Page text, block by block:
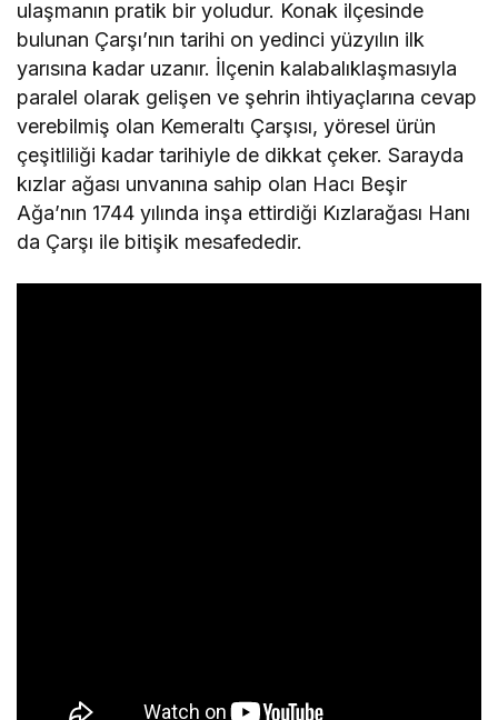
ulaşmanın pratik bir yoludur. Konak ilçesinde
bulunan Çarşı’nın tarihi on yedinci yüzyılın ilk
yarısına kadar uzanır. İlçenin kalabalıklaşmasıyla
paralel olarak gelişen ve şehrin ihtiyaçlarına cevap
verebilmiş olan Kemeraltı Çarşısı, yöresel ürün
çeşitliliği kadar tarihiyle de dikkat çeker. Sarayda
kızlar ağası unvanına sahip olan Hacı Beşir
Ağa’nın 1744 yılında inşa ettirdiği Kızlarağası Hanı
da Çarşı ile bitişik mesafededir.